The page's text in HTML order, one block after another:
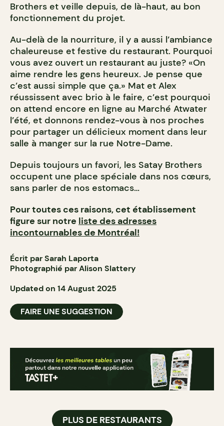
Brothers et veille depuis, de là-haut, au bon
fonctionnement du projet.
Au-delà de la nourriture, il y a aussi l’ambiance
chaleureuse et festive du restaurant. Pourquoi
vous avez ouvert un restaurant au juste? «On
aime rendre les gens heureux. Je pense que
c’est aussi simple que ça.» Mat et Alex
réussissent avec brio à le faire, c’est pourquoi
on attend encore en ligne au Marché Atwater
l’été, et donnons rendez-vous à nos proches
pour partager un délicieux moment dans leur
salle à manger sur la rue Notre-Dame.
Depuis toujours un favori, les Satay Brothers
occupent une place spéciale dans nos cœurs,
sans parler de nos estomacs…
Pour toutes ces raisons, cet établissement
figure sur notre liste des adresses
incontournables de Montréal!
Écrit par Sarah Laporta
Photographié par Alison Slattery
Updated on 14 August 2025
FAIRE UNE SUGGESTION
PLUS DE RESTAURANTS